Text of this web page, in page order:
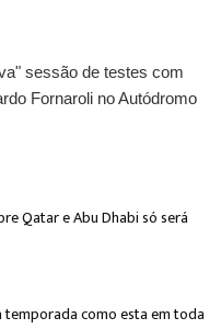
sessão de testes com
Fornaroli no Autódromo
Qatar e Abu Dhabi só será
temporada como esta em toda